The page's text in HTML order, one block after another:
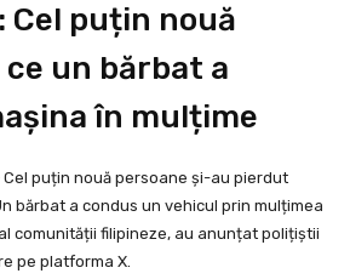
Cel puțin nouă
un bărbat a
în mulțime
Cel puțin nouă persoane și-au pierdut
bărbat a condus un vehicul prin mulțimea
comunității filipineze, au anunțat polițiștii
pe platforma X.